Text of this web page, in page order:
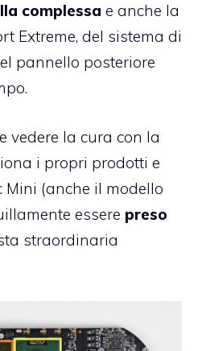
complessa e anche la
Extreme, del sistema di
pannello posteriore
vedere la cura con la
i propri prodotti e
Mini (anche il modello
essere preso
straordinaria